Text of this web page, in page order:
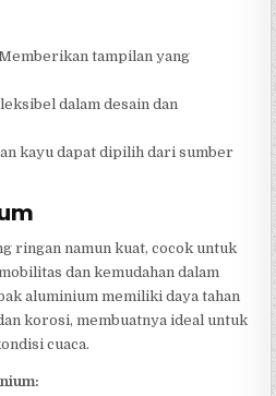
tampilan yang
dalam desain dan
kayu dapat dipilih dari sumber
ringan namun kuat, cocok untuk
dan kemudahan dalam
aluminium memiliki daya tahan
korosi, membuatnya ideal untuk
cuaca.